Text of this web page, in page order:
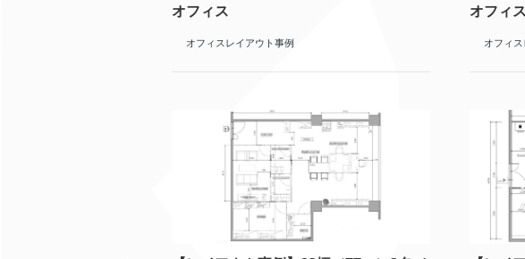
オフィス
オフィスレイアウト事例
オフィス
オフィ